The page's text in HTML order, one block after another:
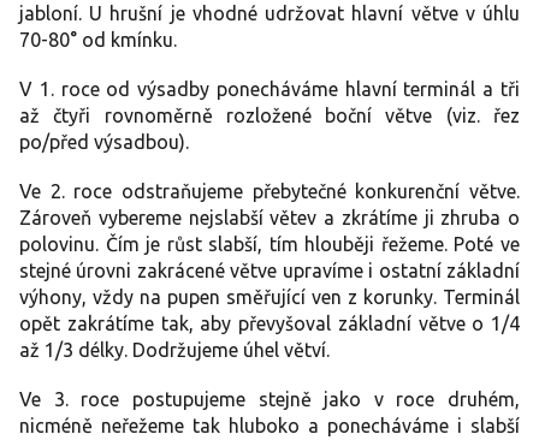
jabloní. U hrušní je vhodné udržovat hlavní větve v úhlu
70-80° od kmínku.
V 1. roce od výsadby ponecháváme hlavní terminál a tři
až čtyři rovnoměrně rozložené boční větve (viz. řez
po/před výsadbou).
Ve 2. roce odstraňujeme přebytečné konkurenční větve.
Zároveň vybereme nejslabší větev a zkrátíme ji zhruba o
polovinu. Čím je růst slabší, tím hlouběji řežeme. Poté ve
stejné úrovni zakrácené větve upravíme i ostatní základní
výhony, vždy na pupen směřující ven z korunky. Terminál
opět zakrátíme tak, aby převyšoval základní větve o 1/4
až 1/3 délky. Dodržujeme úhel větví.
Ve 3. roce postupujeme stejně jako v roce druhém,
nicméně neřežeme tak hluboko a ponecháváme i slabší